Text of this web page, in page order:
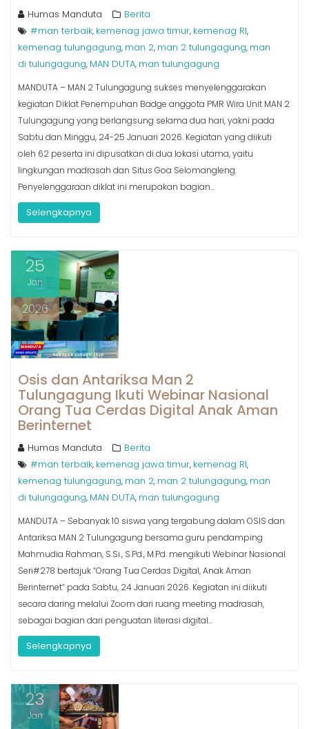
Humas Manduta
Berita
#man terbaik, kemenag jawa timur, kemenag RI,
kemenag tulungagung, man 2, man 2 tulungagung, man
di tulungagung, MAN DUTA, man tulungagung
MANDUTA – MAN 2 Tulungagung sukses menyelenggarakan
kegiatan Diklat Penempuhan Badge anggota PMR Wira Unit MAN 2
Tulungagung yang berlangsung selama dua hari, yakni pada
Sabtu dan Minggu, 24-25 Januari 2026. Kegiatan yang diikuti
oleh 62 peserta ini dipusatkan di dua lokasi utama, yaitu
lingkungan madrasah dan Situs Goa Selomangleng.
Penyelenggaraan diklat ini merupakan bagian…
Selengkapnya
25
Jan
2026
Osis dan Antariksa Man 2
Tulungagung Ikuti Webinar Nasional
Orang Tua Cerdas Digital Anak Aman
Berinternet
Humas Manduta
Berita
#man terbaik, kemenag jawa timur, kemenag RI,
kemenag tulungagung, man 2, man 2 tulungagung, man
di tulungagung, MAN DUTA, man tulungagung
MANDUTA – Sebanyak 10 siswa yang tergabung dalam OSIS dan
Antariksa MAN 2 Tulungagung bersama guru pendamping
Mahmudia Rahman, S.Si., S.Pd., M.Pd. mengikuti Webinar Nasional
Seri#278 bertajuk “Orang Tua Cerdas Digital, Anak Aman
Berinternet” pada Sabtu, 24 Januari 2026. Kegiatan ini diikuti
secara daring melalui Zoom dari ruang meeting madrasah,
sebagai bagian dari penguatan literasi digital…
Selengkapnya
23
Jan